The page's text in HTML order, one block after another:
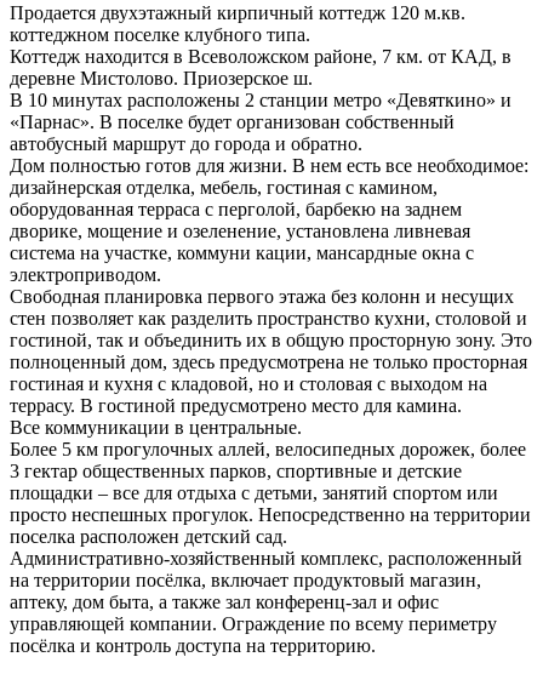
Продается двухэтажный кирпичный коттедж 120 м.кв.
коттеджном поселке клубного типа.
Коттедж находится в Всеволожском районе, 7 км. от КАД, в
деревне Мистолово. Приозерское ш.
В 10 минутах расположены 2 станции метро «Девяткино» и
«Парнас». В поселке будет организован собственный
автобусный маршрут до города и обратно.
Дом полностью готов для жизни. В нем есть все необходимое:
дизайнерская отделка, мебель, гостиная с камином,
оборудованная терраса с перголой, барбекю на заднем
дворике, мощение и озеленение, установлена ливневая
система на участке, коммуни кации, мансардные окна с
электроприводом.
Свободная планировка первого этажа без колонн и несущих
стен позволяет как разделить пространство кухни, столовой и
гостиной, так и объединить их в общую просторную зону. Это
полноценный дом, здесь предусмотрена не только просторная
гостиная и кухня с кладовой, но и столовая с выходом на
террасу. В гостиной предусмотрено место для камина.
Все коммуникации в центральные.
Более 5 км прогулочных аллей, велосипедных дорожек, более
3 гектар общественных парков, спортивные и детские
площадки – все для отдыха с детьми, занятий спортом или
просто неспешных прогулок. Непосредственно на территории
поселка расположен детский сад.
Административно-хозяйственный комплекс, расположенный
на территории посёлка, включает продуктовый магазин,
аптеку, дом быта, а также зал конференц-зал и офис
управляющей компании. Ограждение по всему периметру
посёлка и контроль доступа на территорию.